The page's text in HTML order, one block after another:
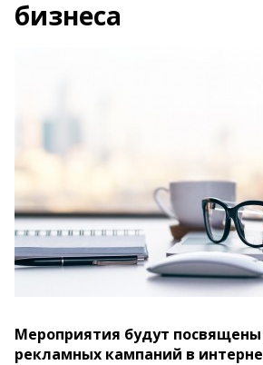
бизнеса
Мероприятия будут
рекламных кампаний в